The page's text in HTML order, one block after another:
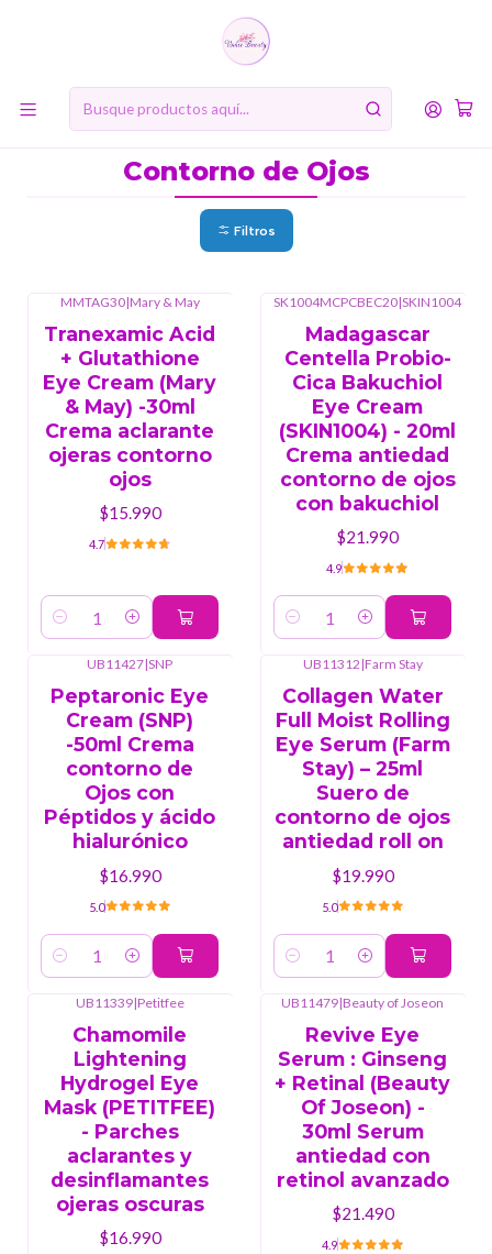
10% de descuento en tu primera compra online. Código: BIENVENIDA10
Contorno de Ojos
Contorno de Ojos
Filtros
MMTAG30|Mary & May
Tranexamic Acid
+ Glutathione
Eye Cream (Mary
& May) -30ml
Crema aclarante
ojeras contorno
ojos
$15.990
4.7
Cantidad
SK1004MCPCBEC20|SKIN1004
Madagascar
Centella Probio-
Cica Bakuchiol
Eye Cream
(SKIN1004) - 20ml
Crema antiedad
contorno de ojos
con bakuchiol
$21.990
4.9
Cantidad
UB11427|SNP
Peptaronic Eye
Cream (SNP)
-50ml Crema
contorno de
Ojos con
Péptidos y ácido
hialurónico
$16.990
5.0
Cantidad
UB11312|Farm Stay
Collagen Water
Full Moist Rolling
Eye Serum (Farm
Stay) – 25ml
Suero de
contorno de ojos
antiedad roll on
$19.990
5.0
Cantidad
UB11339|Petitfee
Chamomile
Lightening
Hydrogel Eye
Mask (PETITFEE)
- Parches
aclarantes y
desinflamantes
ojeras oscuras
$16.990
UB11479|Beauty of Joseon
Revive Eye
Serum : Ginseng
+ Retinal (Beauty
Of Joseon) -
30ml Serum
antiedad con
retinol avanzado
$21.490
4.9